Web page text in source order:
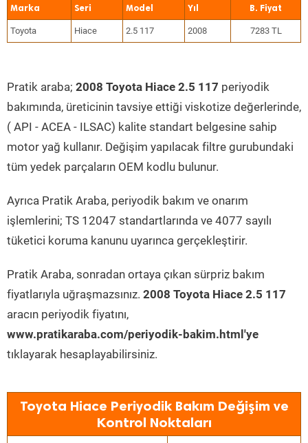
Marka Seri Model Yıl
Toyota Hiace 2.5 117 2008 7283 TL
Pratik araba; 2008 Toyota Hiace 2.5 117 periyodik
bakımında, üreticinin tavsiye ettiği viskotize değerlerinde,
( API - ACEA - ILSAC) kalite standart belgesine sahip
motor yağ kullanır. Değişim yapılacak filtre gurubundaki
tüm yedek parçaların OEM kodlu bulunur.
Ayrıca Pratik Araba, periyodik bakım ve onarım
işlemlerini; TS 12047 standartlarında ve 4077 sayılı
tüketici koruma kanunu uyarınca gerçekleştirir.
Pratik Araba, sonradan ortaya çıkan sürpriz bakım
fiyatlarıyla uğraşmazsınız. 2008 Toyota Hiace 2.5 117
aracın periyodik fiyatını,
www.pratikaraba.com/periyodik-bakim.html'ye
tıklayarak hesaplayabilirsiniz.
Toyota Hiace Periyodik Bakım Değişim ve
Kontrol Noktaları